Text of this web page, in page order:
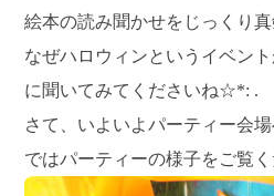
絵本の読み聞かせをじっくり真
なぜハロウィンというイベン
に聞いてみてくださいね☆*: .
さて、いよいよパーティー会場
ではパーティーの様子をご覧く